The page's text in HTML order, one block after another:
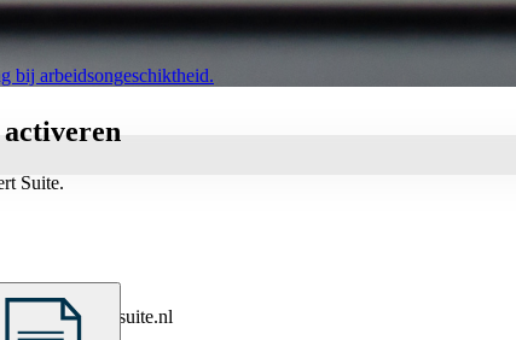
bij arbeidsongeschiktheid.
Suite.